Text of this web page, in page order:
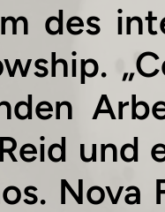
des
und